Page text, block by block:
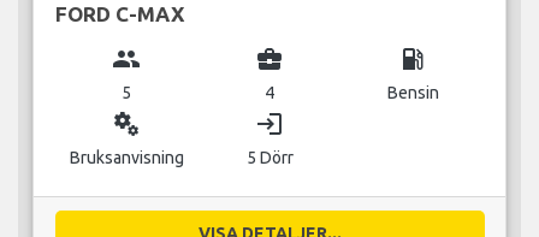
FORD C-MAX
group
5
business_center
4
local_gas_station
Bensin
miscellaneous_services
Bruksanvisning
login
5 Dörr
VISA DETALJER...